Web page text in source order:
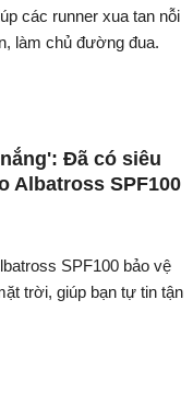
các runner xua tan nỗi
làm chủ đường đua.
Đã có siêu
Albatross SPF100
SPF100 bảo vệ
trời, giúp bạn tự tin tận